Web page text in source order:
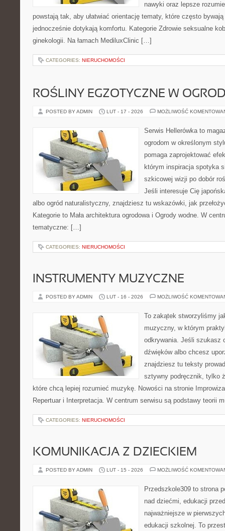
nawyki oraz lepsze
powstają tak, aby ułatwiać orientację tematy, które często bywają
jednocześnie dotykają komfortu. Kategorie Zdrowie seksualne
ginekologii. Na łamach MediluxClinic […]
CATEGORIES: NIERUCHOMOŚCI
ROŚLINY EGZOTYCZNE W
POSTED BY ADMIN LUT - 17 - 2026 MOŻLIWOŚĆ
Serwis Hellerówka to
ogrodom w określonym
pomaga zaprojektować
którym inspiracja spotyka
szkicowej wizji po dobór
Jeśli interesuje Cię
albo ogród naturalistyczny, znajdziesz tu wskazówki, jak
Kategorie to Mała architektura ogrodowa i Ogrody wodne. W
tematyczne: […]
CATEGORIES: NIERUCHOMOŚCI
INSTRUMENTY MUZYCZNE
POSTED BY ADMIN LUT - 16 - 2026 MOŻLIWOŚĆ
To zakątek stworzyliśmy
muzyczny, w którym
odkrywania. Jeśli szukasz
dźwięków albo chcesz
znajdziesz tu teksty
sztywny podręcznik, tylko
które chcą lepiej rozumieć muzykę. Nowości na stronie
Repertuar i Interpretacja. W centrum serwisu są podstawy teorii
CATEGORIES: NIERUCHOMOŚCI
KOMUNIKACJA Z DZIECKIEM
POSTED BY ADMIN LUT - 15 - 2026 MOŻLIWOŚĆ
Przedszkole309 to strona
nad dziećmi, edukacji
najważniejsze w
edukacji szkolnej. To